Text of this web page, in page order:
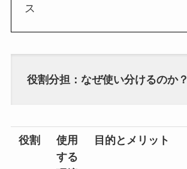
ス
役割分担：なぜ使い分けるのか？
役割
使用
する
目的とメリット